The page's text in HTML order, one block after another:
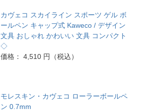
カヴェコ スカイライン スポーツ ゲル ボ
ールペン キャップ式 Kaweco / デザイン
文具 おしゃれ かわいい 文具 コンパクト
◇
価格： 4,510 円（税込）
モレスキン・カヴェコ ローラーボールペ
ン 0.7mm